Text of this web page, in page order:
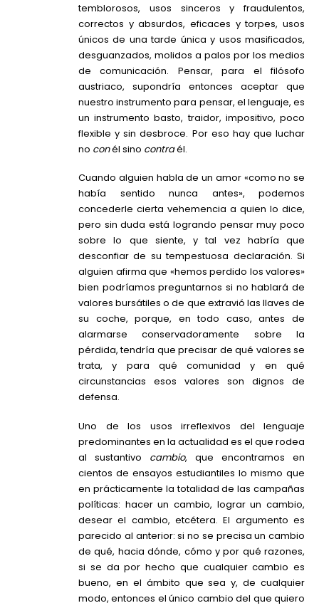
temblorosos, usos sinceros y fraudulentos,
correctos y absurdos, eficaces y torpes, usos
únicos de una tarde única y usos masificados,
desguanzados, molidos a palos por los medios
de comunicación. Pensar, para el filósofo
austriaco, supondría entonces aceptar que
nuestro instrumento para pensar, el lenguaje, es
un instrumento basto, traidor, impositivo, poco
flexible y sin desbroce. Por eso hay que luchar
no conél sino contraél.
Cuando alguien habla de un amor «como no se
había sentido nunca antes», podemos
concederle cierta vehemencia a quien lo dice,
pero sin duda está logrando pensar muy poco
sobre lo que siente, y tal vez habría que
desconfiar de su tempestuosa declaración. Si
alguien afirma que «hemos perdido los valores»
bien podríamos preguntarnos si no hablará de
valores bursátiles o de que extravió las llaves de
su coche, porque, en todo caso, antes de
alarmarse conservadoramente sobre la
pérdida, tendría que precisar de qué valores se
trata, y para qué comunidad y en qué
circunstancias esos valores son dignos de
defensa.
Uno de los usos irreflexivos del lenguaje
predominantes en la actualidad es el que rodea
al sustantivo cambio, que encontramos en
cientos de ensayos estudiantiles lo mismo que
en prácticamente la totalidad de las campañas
políticas: hacer un cambio, lograr un cambio,
desear el cambio, etcétera. El argumento es
parecido al anterior: si no se precisa un cambio
de qué, hacia dónde, cómo y por qué razones,
si se da por hecho que cualquier cambio es
bueno, en el ámbito que sea y, de cualquier
modo, entonces el único cambio del que quiero